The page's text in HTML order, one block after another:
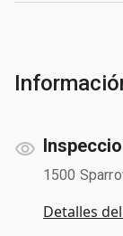
1500
Detalles